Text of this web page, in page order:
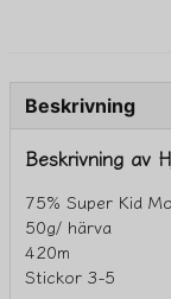
Beskrivning
Beskrivning av
75% Super Kid
50g/ härva
420m
Stickor 3-5